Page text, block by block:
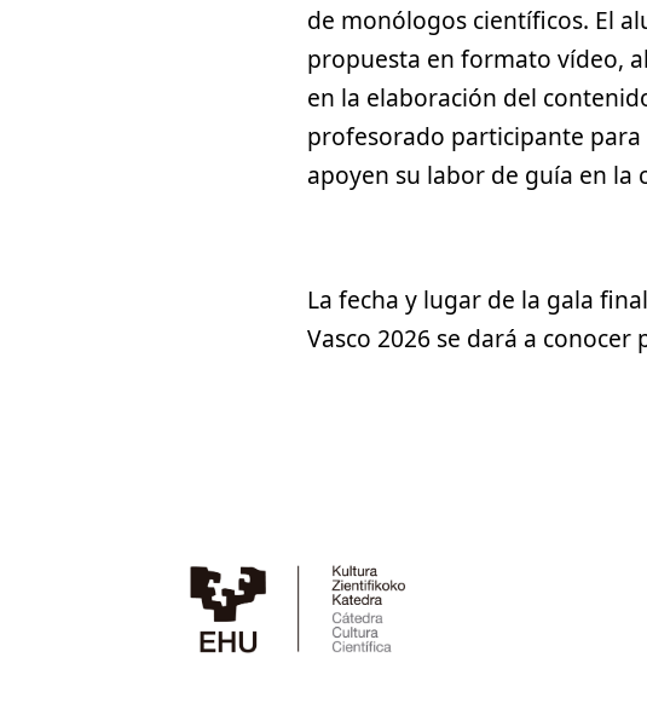
de monólogos científicos. El
propuesta en formato vídeo,
en la elaboración del
profesorado participante
apoyen su labor de guía en la
La fecha y lugar de la gala
Vasco 2026 se dará a